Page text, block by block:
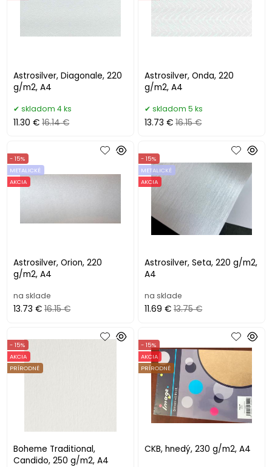
Astrosilver, Diagonale, 220
g/m2, A4
skladom 4 ks
11.30 € 16.14 €
Astrosilver, Onda, 220
g/m2, A4
skladom 5 ks
13.73 € 16.15 €
Astrosilver, Orion, 220
g/m2, A4
- 15%
METALICKÉ
AKCIA
na sklade
13.73 € 16.15 €
Astrosilver, Seta, 220 g/m2,
A4
- 15%
METALICKÉ
AKCIA
na sklade
11.69 € 13.75 €
Boheme Traditional,
Candido, 250 g/m2, A4
- 15%
AKCIA
PRÍRODNÉ
CKB, hnedý, 230 g/m2, A4
- 15%
AKCIA
PRÍRODNÉ